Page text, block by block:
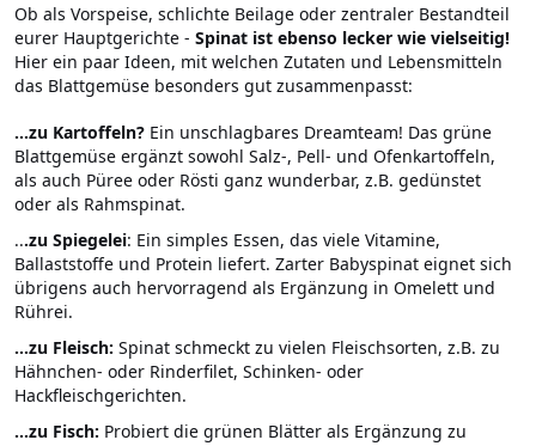
Ob als Vorspeise, schlichte Beilage oder zentraler Bestandteil
eurer Hauptgerichte - Spinat ist ebenso lecker wie vielseitig!
Hier ein paar Ideen, mit welchen Zutaten und Lebensmitteln
das Blattgemüse besonders gut zusammenpasst:
...zu Kartoffeln? Ein unschlagbares Dreamteam! Das grüne
Blattgemüse ergänzt sowohl Salz-, Pell- und Ofenkartoffeln,
als auch Püree oder Rösti ganz wunderbar, z.B. gedünstet
oder als Rahmspinat.
...zu Spiegelei: Ein simples Essen, das viele Vitamine,
Ballaststoffe und Protein liefert. Zarter Babyspinat eignet sich
übrigens auch hervorragend als Ergänzung in Omelett und
Rührei.
...zu Fleisch: Spinat schmeckt zu vielen Fleischsorten, z.B. zu
Hähnchen- oder Rinderfilet, Schinken- oder
Hackfleischgerichten.
...zu Fisch: Probiert die grünen Blätter als Ergänzung zu